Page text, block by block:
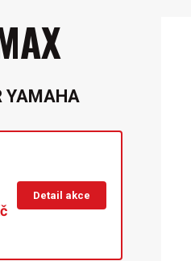
YAMAHA
Detail akce